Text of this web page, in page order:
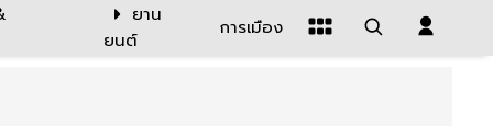
ยาน
ยนต์
การเมือง